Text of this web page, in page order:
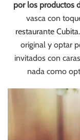
por los productos
vasca con
restaurante Cubita
original y optar
invitados con
nada como